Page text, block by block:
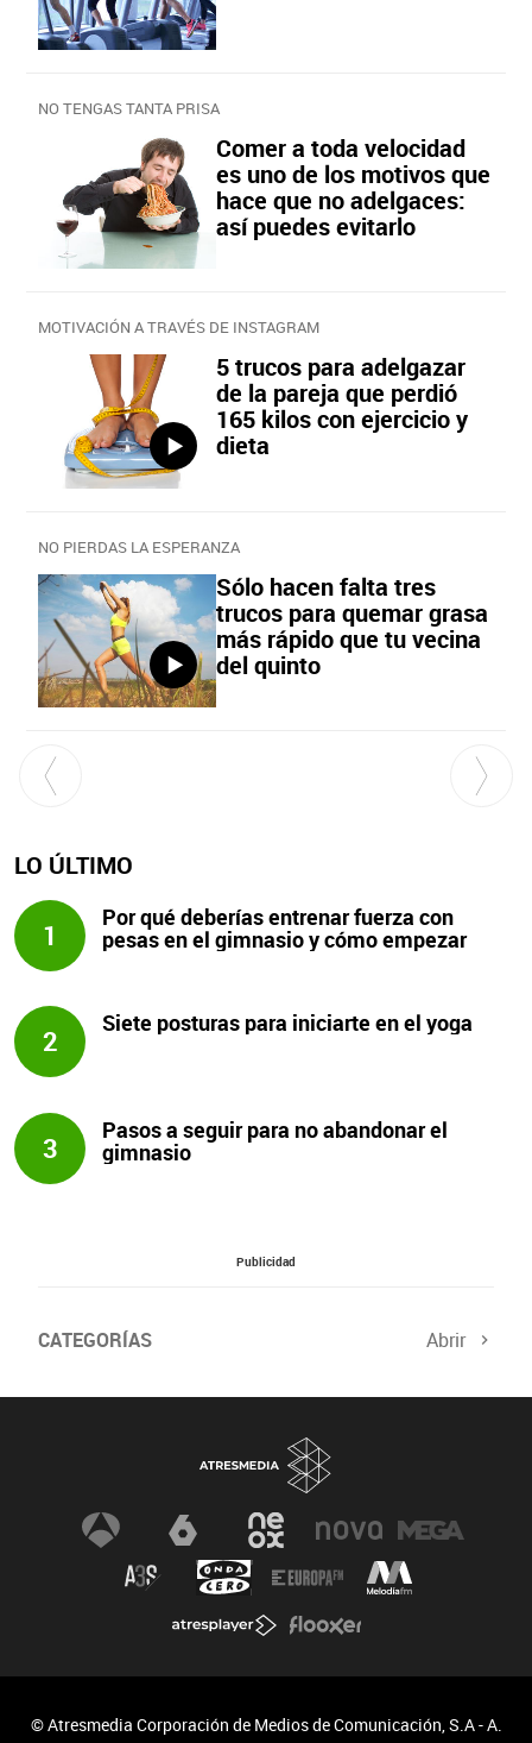
NO TENGAS TANTA PRISA
Comer a toda velocidad
es uno de los motivos que
hace que no adelgaces:
así puedes evitarlo
MOTIVACIÓN A TRAVÉS DE INSTAGRAM
5 trucos para adelgazar
de la pareja que perdió
165 kilos con ejercicio y
dieta
NO PIERDAS LA ESPERANZA
Sólo hacen falta tres
trucos para quemar grasa
más rápido que tu vecina
del quinto
LO ÚLTIMO
1
Por qué deberías entrenar fuerza con
pesas en el gimnasio y cómo empezar
2
Siete posturas para iniciarte en el yoga
3
Pasos a seguir para no abandonar el
gimnasio
Publicidad
CATEGORÍAS Abrir
Salud sexual El tiempo Viajes y planes
Champions Últimas noticias
Nutrición Gastronomía Recetas de cocina
Trabaja los glúteos Suelo pélvico
Dietas sanas
© Atresmedia Corporación de Medios de Comunicación, S.A - A.